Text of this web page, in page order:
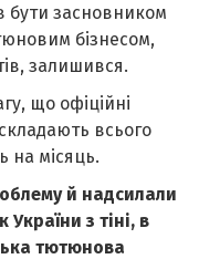
бути засновником
бізнесом,
залишився.
що офіційні
всього
на місяць.
й надсилали
з тіні, в
тютюнова